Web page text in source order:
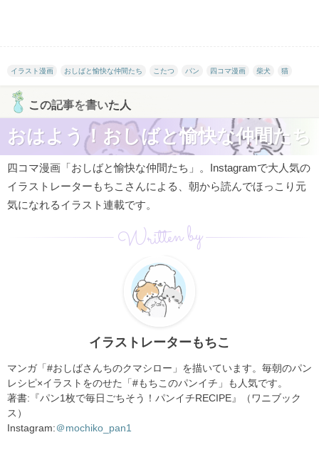
イラスト漫画 おしばと愉快な仲間たち こたつ パン 四コマ漫画 柴犬 猫
この記事を書いた人
おはよう！おしばと愉快な仲間たち
四コマ漫画「おしばと愉快な仲間たち」。Instagramで大人気の
イラストレーターもちこさんによる、朝から読んでほっこり元
気になれるイラスト連載です。
Written by
イラストレーターもちこ
マンガ「#おしばさんちのクマシロー」を描いています。毎朝のパン
レシピ×イラストをのせた「#もちこのパンイチ」も人気です。
著書:『パン1枚で毎日ごちそう！パンイチRECIPE』（ワニブック
ス）
Instagram: ＠mochiko_pan1